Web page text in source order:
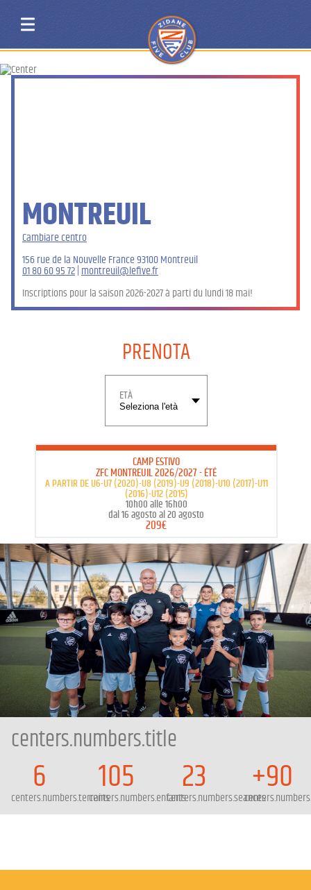
MONTREUIL
Cambiare centro
156 rue de la Nouvelle France 93100 Montreuil
01 80 60 95 72
montreuil@lefive.fr
Inscriptions pour la saison 2026-2027 à parti du lundi 18 mai!
PRENOTA
ETÀ
CAMP ESTIVO
ZFC MONTREUIL 2026/2027- ÉTÉ
A PARTIR DE U6-U7 (2020)-U8 (2019)-U9 (2018)-U10 (2017)-U11
(2016)-U12 (2015)
10h00 alle 16h00
dal 16 agosto al 20 agosto
209€
centers.numbers.title
6
centers.numbers.terrains
105
centers.numbers.enfants
23
centers.numbers.seances
+90